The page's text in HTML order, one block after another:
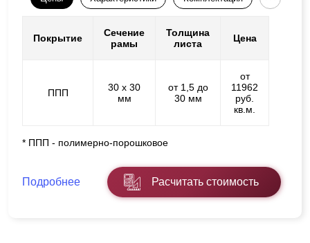
Покрытие
Сечение
рамы
Толщина
листа
Цена
ППП
30 х 30
мм
от 1,5 до
30 мм
от
11962
руб.
кв.м.
* ППП - полимерно-порошковое
Подробнее Расчитать стоимость